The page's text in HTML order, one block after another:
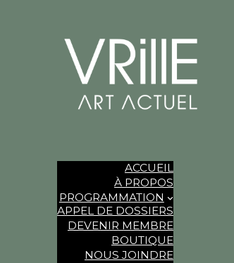
ACCUEIL
À PROPOS
PROGRAMMATION
APPEL DE DOSSIERS
DEVENIR MEMBRE
BOUTIQUE
NOUS JOINDRE
Nicolas
|